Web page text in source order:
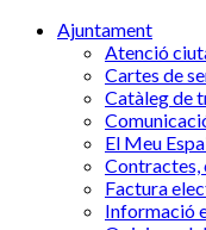
Ajuntament
Atenció
Cartes de
Catàleg de
El Meu
Contractes,
Factura
Informació